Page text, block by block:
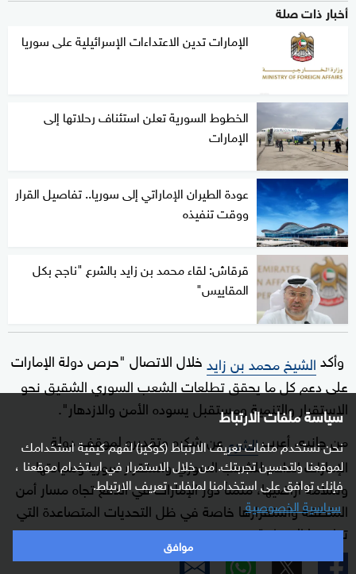
سياسة ملفات الارتباط
نحن نستخدم ملفات تعريف الارتباط (كوكيز) لفهم كيفية استخدامك
لموقعنا ولتحسين تجربتك. من خلال الاستمرار في استخدام موقعنا ،
فإنك توافق على استخدامنا لملفات تعريف الارتباط.
سياسية الخصوصية
موافق
أخبار ذات صلة
الإمارات تدين الاعتداءات الإسرائيلية على ‫سوريا
الخطوط السورية تعلن استئناف رحلاتها إلى
الإمارات
عودة الطيران الإماراتي إلى سوريا.. تفاصيل القرار
ووقت تنفيذه
قرقاش: لقاء محمد بن زايد بالشرع "ناجح بكل
المقاييس"
وأكدالشيخ محمد بن زايدخلال الاتصال "حرص دولة الإمارات
على دعم كل ما يحقق تطلعات الشعب السوري الشقيق نحو
الاستقرار والتنمية ومستقبل يسوده الأمن والازدهار".
من جانبه، أعربالشرع عن شكره وتقديره لموقف دولة
الإمارات الداعم للشعب السوري واستقرار سوريا وسيادتها
وسلامة أراضيها، مثمناً دور الإمارات في الدفع تجاه مسار أمن
المنطقة واستقرارها خاصة في ظل التحديات المتصاعدة التي
تواجهها المنطقة.